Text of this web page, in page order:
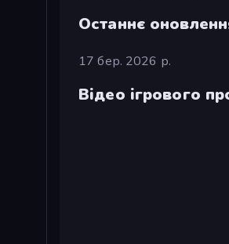
Останнє
17 бер. 2026 р.
Відео ігрового